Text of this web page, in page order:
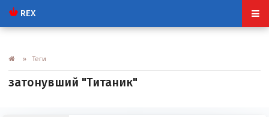
REX
» Теги
затонувший "Титаник"